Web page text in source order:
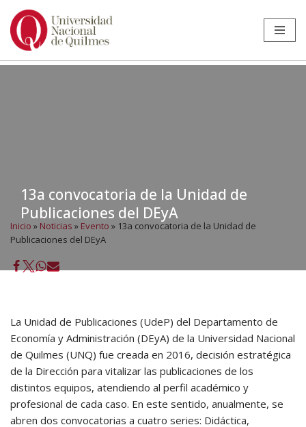
Ir
13a convocatoria de la Unidad de
Publicaciones del DEyA
Inicio » Noticias » Evento » 13a convocatoria de la Unidad de
Publicaciones del DEyA
La Unidad de Publicaciones (UdeP) del Departamento de
Economía y Administración (DEyA) de la Universidad Nacional
de Quilmes (UNQ) fue creada en 2016, decisión estratégica
de la Dirección para vitalizar las publicaciones de los
distintos equipos, atendiendo al perfil académico y
profesional de cada caso. En este sentido, anualmente, se
abren dos convocatorias a cuatro series: Didáctica,